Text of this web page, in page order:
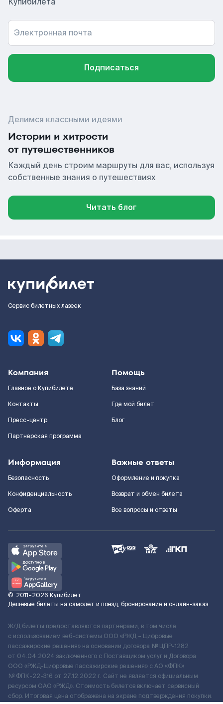
Электронная почта
Подписаться
Делимся классными идеями
Истории и хитрости
от путешественников
Каждый день строим маршруты для вас, используя
собственные знания о путешествиях
Читать блог
Сервис билетных лазеек
Компания
Главное о Купибилете
Контакты
Пресс-центр
Партнерская программа
Помощь
База знаний
Где мой билет
Блог
Информация
Безопасность
Конфиденциальность
Оферта
Важные ответы
Оформление и покупка
Возврат и обмен билета
Все вопросы и ответы
© 2011–2026 Купибилет
Дешёвые билеты на самолёт и поезд, бронирование и онлайн-заказ
Ж/Д билеты предоставляются партнёрами, в том числе
с использованием веб-системы ООО «РЖД – Цифровые
пассажирские решения» на основании договора № ЦПР-1282
от 04.04.2024 заключенного с Поставщиком услуг и Договора
ООО «РЖД-Цифровые пассажирские решения» c АО «ФПК»
№ ФПК-22-316 от 27.12.2022 г. Сайт не является официальным
ресурсом ОАО «РЖД». Стоимость билетов включает сервисный
сбор. Итоговая цена отображена на экране подтверждения покупки.